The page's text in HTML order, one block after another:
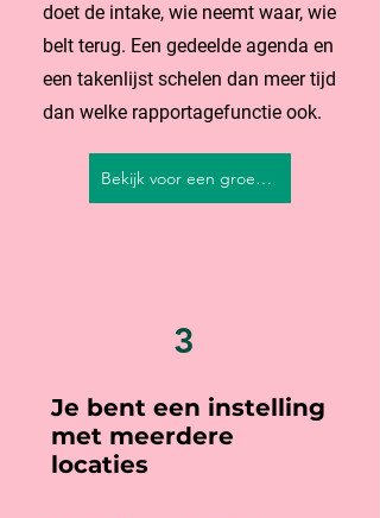
doet de intake, wie neemt waar, wie
belt terug. Een gedeelde agenda en
een takenlijst schelen dan meer tijd
dan welke rapportagefunctie ook.
Bekijk voor een groepspraktijk →
3
Je bent een instelling
met meerdere
locaties